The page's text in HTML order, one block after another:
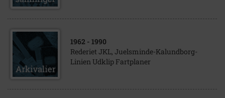
1962 - 1990
Rederiet JKL, Juelsminde-Kalundborg-
Linien Udklip Fartplaner